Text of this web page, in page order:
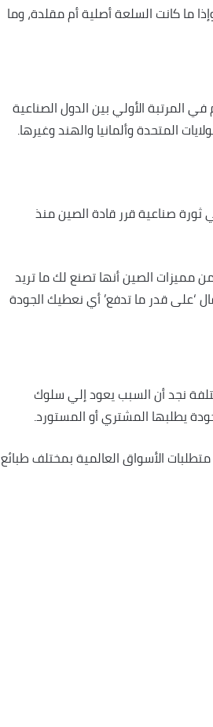
ما كانت السلعة أصلية أم مقلدة، وما
المرتبة الأولي بين الدول الصناعية
المتحدة وألمانيا والهند وغيرها.
ثورة صناعية قرر قادة الصين منذ
مميزات الصين أنها تصنع لك ما تريد
‘على قدر ما تدفع’ أي نعطيك الجودة
نجد أن السبب يعود إلي سلوك
يطلبها المشتري أو المستورد.
الأسواق العالمية بمختلف طبائع